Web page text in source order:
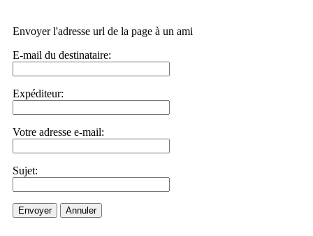
Envoyer l'adresse url de la page à un ami
E-mail du destinataire:
Expéditeur:
Votre adresse e-mail:
Sujet:
Envoyer Annuler